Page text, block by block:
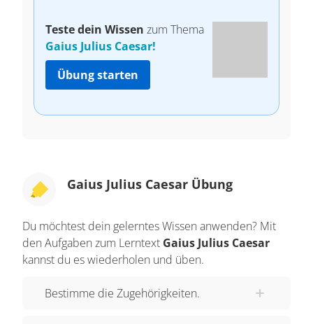
Teste dein Wissen zum Thema
Gaius Julius Caesar!
Übung starten
Gaius Julius Caesar Übung
Du möchtest dein gelerntes Wissen anwenden? Mit
den Aufgaben zum Lerntext Gaius Julius Caesar
kannst du es wiederholen und üben.
Bestimme die Zugehörigkeiten.